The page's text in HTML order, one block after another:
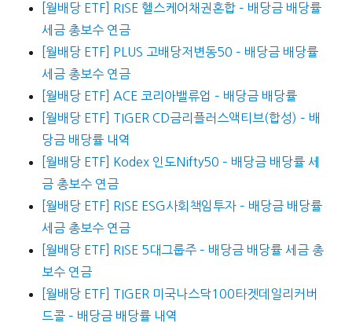
[월배당 ETF] RISE 헬스케어채권혼합 – 배당금 배당률
세금 총보수 연금
[월배당 ETF] PLUS 고배당저변동50 – 배당금 배당률
세금 총보수 연금
[월배당 ETF] ACE 코리아밸류업 – 배당금 배당률
[월배당 ETF] TIGER CD금리플러스액티브(합성) – 배
당금 배당률 내역
[월배당 ETF] Kodex 인도Nifty50 – 배당금 배당률 세
금 총보수 연금
[월배당 ETF] RISE ESG사회책임투자 – 배당금 배당률
세금 총보수 연금
[월배당 ETF] RISE 5대그룹주 – 배당금 배당률 세금 총
보수 연금
[월배당 ETF] TIGER 미국나스닥100타겟데일리커버
드콜 – 배당금 배당률 내역